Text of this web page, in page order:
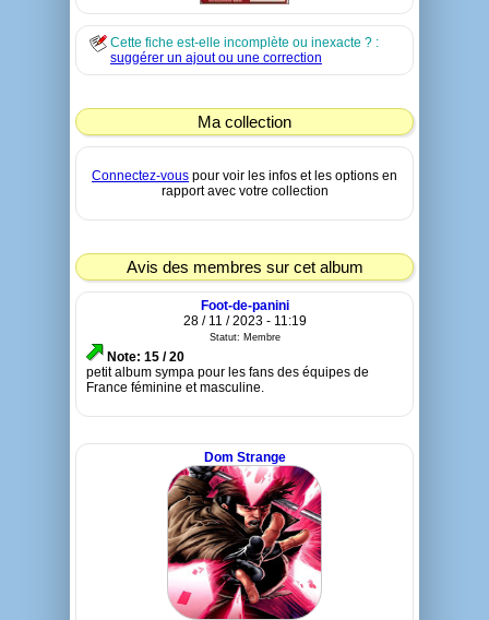
Cette fiche est-elle incomplète ou inexacte ? :
suggérer un ajout ou une correction
Ma collection
Connectez-vous pour voir les infos et les options en
rapport avec votre collection
Avis des membres sur cet album
Foot-de-panini
28 / 11 / 2023 - 11:19
Statut: Membre
Note: 15 / 20
petit album sympa pour les fans des équipes de
France féminine et masculine.
Dom Strange